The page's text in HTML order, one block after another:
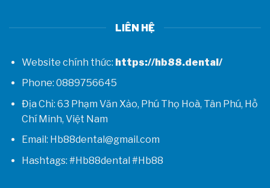
LIÊN HỆ
Website chính thức: https://hb88.dental/
Phone: 0889756645
Địa Chỉ: 63 Phạm Văn Xảo, Phú Thọ Hoà, Tân Phú, Hồ
Chí Minh, Việt Nam
Email: Hb88dental@gmail.com
Hashtags: #Hb88dental #Hb88